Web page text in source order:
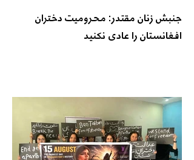
جنبش زنان مقتدر: محرومیت دختران
افغانستان را عادی نکنید